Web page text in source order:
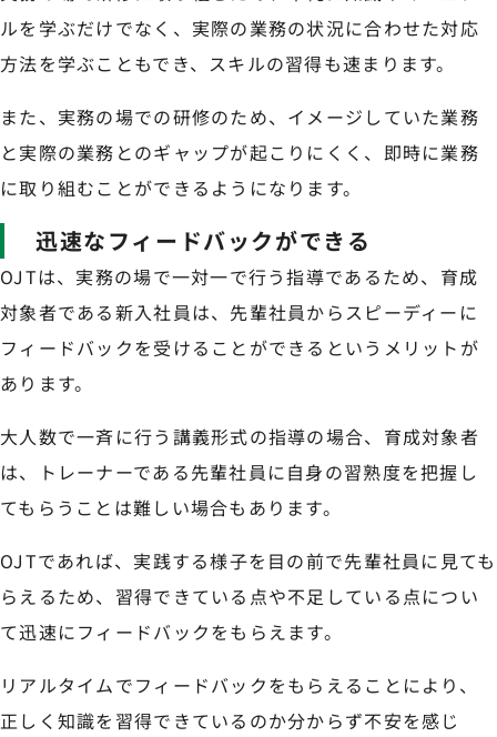
ルを学ぶだけでなく、実際の業務の状況に合わせた対応
方法を学ぶこともでき、スキルの習得も速まります。
また、実務の場での研修のため、イメージしていた業務
と実際の業務とのギャップが起こりにくく、即時に業務
に取り組むことができるようになります。
迅速なフィードバックができる
OJTは、実務の場で一対一で行う指導であるため、育成
対象者である新入社員は、先輩社員からスピーディーに
フィードバックを受けることができるというメリットが
あります。
大人数で一斉に行う講義形式の指導の場合、育成対象者
は、トレーナーである先輩社員に自身の習熟度を把握し
てもらうことは難しい場合もあります。
OJTであれば、実践する様子を目の前で先輩社員に見ても
らえるため、習得できている点や不足している点につい
て迅速にフィードバックをもらえます。
リアルタイムでフィードバックをもらえることにより、
正しく知識を習得できているのか分からず不安を感じ